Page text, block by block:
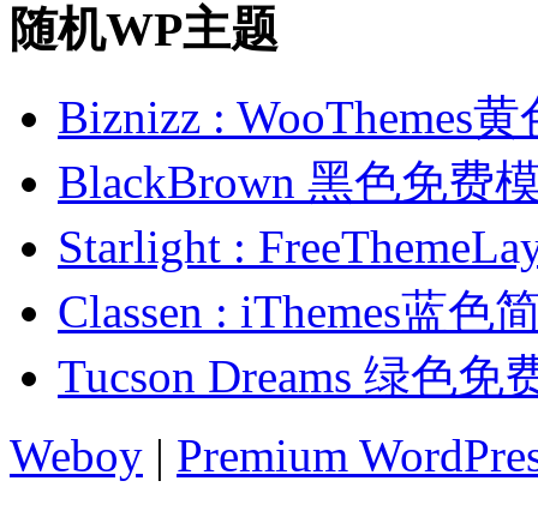
随机WP主题
Biznizz : WooThemes
BlackBrown 黑色免费
Starlight :
Classen : iThemes蓝色
Tucson Dreams 绿色免
Weboy | Premium